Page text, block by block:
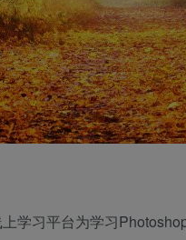
学习平台为学习